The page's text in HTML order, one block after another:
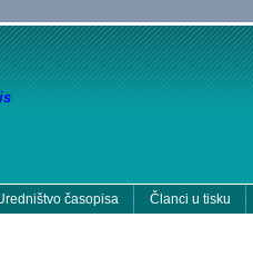
časopisa Članci u tisku